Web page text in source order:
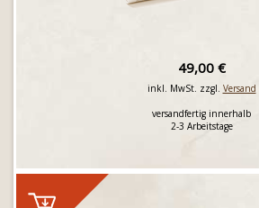
49,00 €
inkl. MwSt. zzgl. Versand
versandfertig innerhalb
2-3 Arbeitstage